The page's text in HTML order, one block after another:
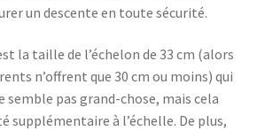
un descente en toute sécurité.
la taille de l’échelon de 33 cm (alors
n’offrent que 30 cm ou moins) qui
semble pas grand-chose, mais cela
supplémentaire à l’échelle. De plus,